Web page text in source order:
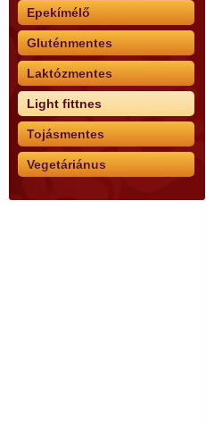
Epekímélő
Gluténmentes
Laktózmentes
Light fittnes
Tojásmentes
Vegetáriánus